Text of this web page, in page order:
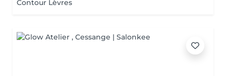
Contour Lèvres